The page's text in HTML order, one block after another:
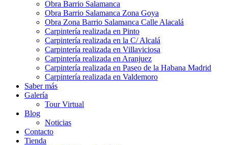
Obra Barrio Salamanca
Obra Barrio Salamanca Zona Goya
Obra Zona Barrio Salamanca Calle Alacalá
Carpintería realizada en Pinto
Carpintería realizada en la C/ Alcalá
Carpintería realizada en Villaviciosa
Carpintería realizada en Aranjuez
Carpintería realizada en Paseo de la Habana Madrid
Carpintería realizada en Valdemoro
Saber más
Galería
Tour Virtual
Blog
Noticias
Contacto
Tienda